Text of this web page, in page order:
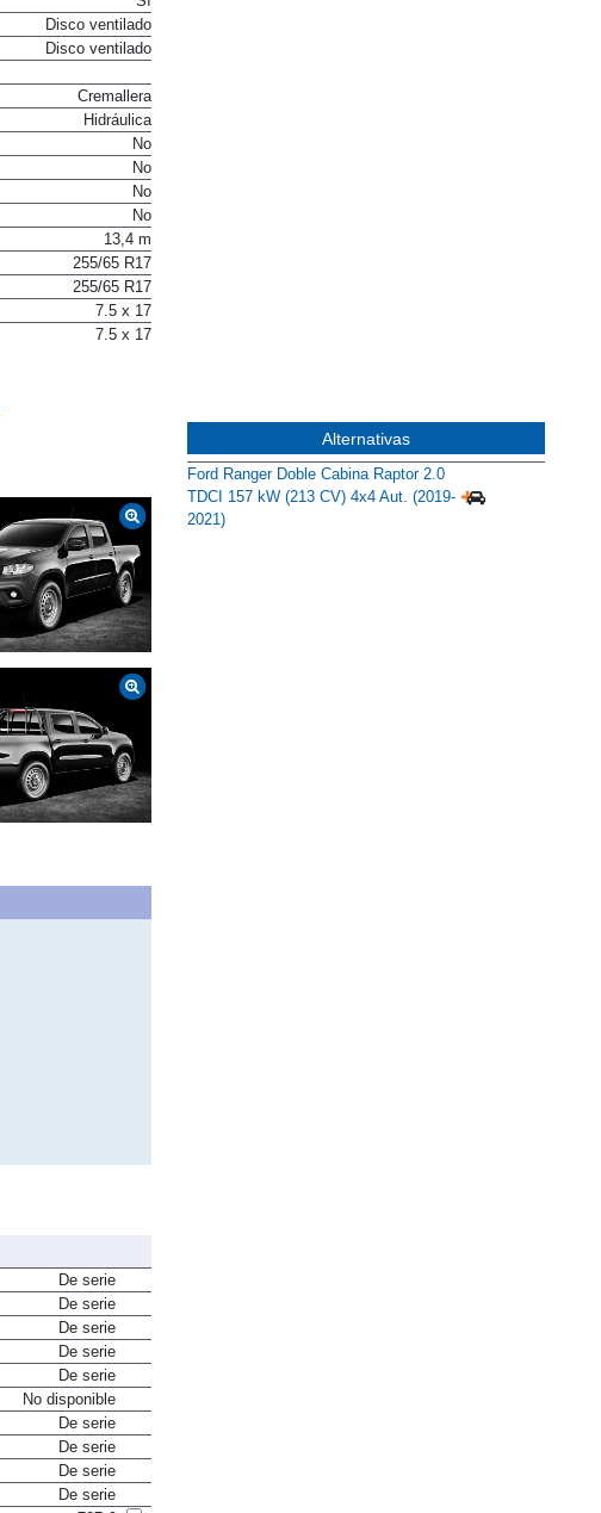
Disco ventilado
Disco ventilado
Cremallera
Hidráulica
No
No
No
No
13,4 m
255/65 R17
255/65 R17
7.5 x 17
7.5 x 17
De serie
De serie
De serie
De serie
De serie
No disponible
De serie
De serie
De serie
De serie
Alternativas
Ford Ranger Doble Cabina Raptor 2.0
TDCI 157 kW (213 CV) 4x4 Aut. (2019-
2021)